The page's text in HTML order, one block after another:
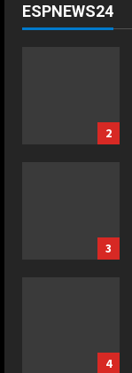
ESPNEWS24
1
2
3
4